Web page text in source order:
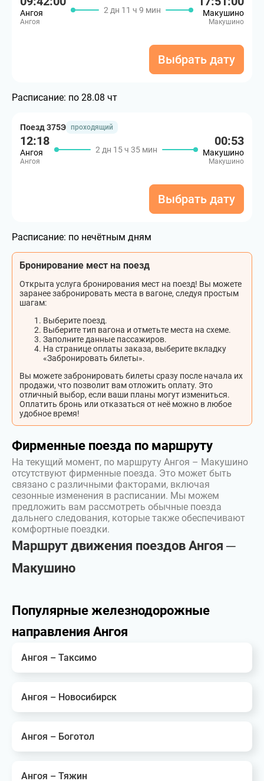
Ангоя
Ангоя
2 дн 11 ч 9 мин Макушино
Макушино
Выбрать дату
Расписание: по 28.08 чт
Поезд 375Э проходящий
12:18
Ангоя
Ангоя
2 дн 15 ч 35 мин
00:53
Макушино
Макушино
Выбрать дату
Расписание: по нечётным дням
Бронирование мест на поезд
Открыта услуга бронирования мест на поезд! Вы можете
заранее забронировать места в вагоне, следуя простым
шагам:
Выберите поезд.
Выберите тип вагона и отметьте места на схеме.
Заполните данные пассажиров.
На странице оплаты заказа, выберите вкладку
«Забронировать билеты».
Вы можете забронировать билеты сразу после начала их
продажи, что позволит вам отложить оплату. Это
отличный выбор, если ваши планы могут измениться.
Оплатить бронь или отказаться от неё можно в любое
удобное время!
Фирменные поезда по маршруту
На текущий момент, по маршруту Ангоя – Макушино
отсутствуют фирменные поезда. Это может быть
связано с различными факторами, включая
сезонные изменения в расписании. Мы можем
предложить вам рассмотреть обычные поезда
дальнего следования, которые также обеспечивают
комфортные поездки.
Маршрут движения поездов Ангоя ─
Макушино
Популярные железнодорожные
направления Ангоя
Ангоя – Таксимо
Ангоя – Новосибирск
Ангоя – Боготол
Ангоя – Тяжин